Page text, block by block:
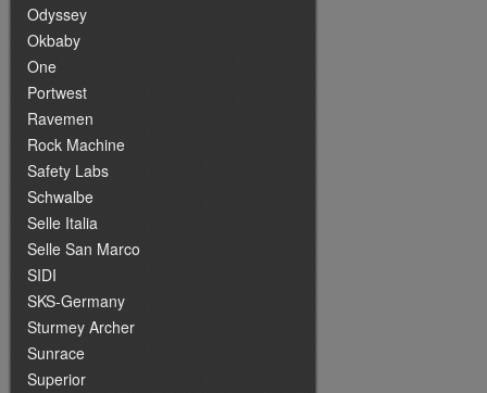
Odyssey
Okbaby
One
Portwest
Ravemen
Rock Machine
Safety Labs
Schwalbe
Selle Italia
Selle San Marco
SIDI
SKS-Germany
Sturmey Archer
Sunrace
Superior